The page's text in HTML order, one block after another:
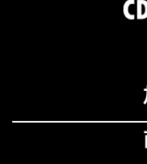
色彩营
间、
动暨展
向全球